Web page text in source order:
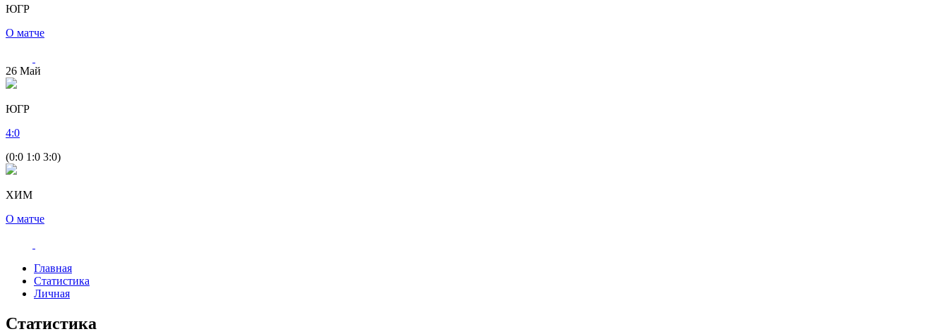
ЮГР
О матче
26 Май
ЮГР
4:0
(0:0 1:0 3:0)
ХИМ
О матче
Главная
Статистика
Личная
Статистика